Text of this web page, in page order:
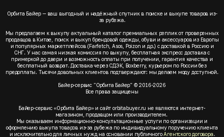
Орбита Байер — ваш выгодный и надёжный спутник в поиске и выкупе товаров из-
за рубежа.
Мы предлагаем к выкупу актуальный каталог премиальных реплик от проверенных
продавцов в Китае, поиск и выкуп брендовой одежды, обуви и аксессуаров из Европы
и популярных маркетплейсов (Farfetch, Asos, Poizon и др.) с доставкой в Россию и
СНГ. У нас самая низкая комиссия по выкупу, бесплатная экспресс доставка с
примеркой до двери и возможность оплаты при получении, гарантия качества и
бесплатный возврат. Доставка через СДЭК, Boxberry, курьером по России без
предоплаты. Тысячи довольных клиентов подтверждают: мы делаем моду доступной.
Байер-сервис "Орбита Байер" © 2016-2026
Все права защищены
Байер-сервис «Орбита Байер» и сайт orbitabuyer.ru не являются интернет-
магазином, продавцом или производителем.
Мы оказываем информационно-консультационные услуги по организации и
оформлению выкупа товаров из-за рубежа по индивидуальному поручению клиента
и исключительно для личных нужд на основании публичногоАгентского договора.